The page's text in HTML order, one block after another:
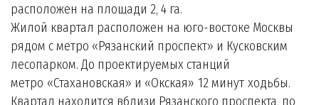
расположен на площади 2, 4 га.
Жилой квартал расположен на юго-востоке Москвы
рядом с метро «Рязанский проспект» и Кусковским
лесопарком. До проектируемых станций
метро «Стахановская» и «Окская» 12 минут ходьбы.
Квартал находится вблизи Рязанского проспекта, по